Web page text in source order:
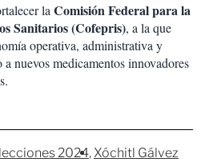
laComisión Federal para la
Sanitarios (Cofepris), a la que
operativa, administrativa y
nuevos medicamentos innovadores
2024 Xóchitl Gálvez